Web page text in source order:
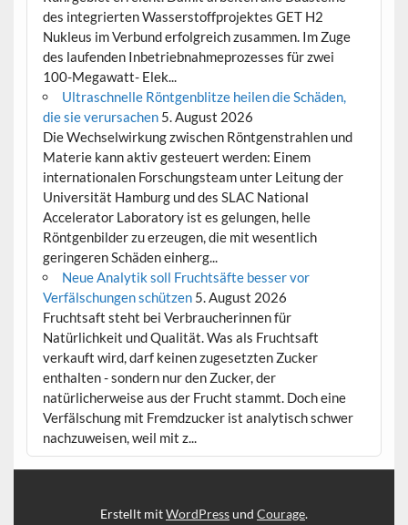
des integrierten Wasserstoffprojektes GET H2
Nukleus im Verbund erfolgreich zusammen. Im Zuge
des laufenden Inbetriebnahmeprozesses für zwei
100-Megawatt- Elek...
Ultraschnelle Röntgenblitze heilen die Schäden,
die sie verursachen 5. August 2026
Die Wechselwirkung zwischen Röntgenstrahlen und
Materie kann aktiv gesteuert werden: Einem
internationalen Forschungsteam unter Leitung der
Universität Hamburg und des SLAC National
Accelerator Laboratory ist es gelungen, helle
Röntgenbilder zu erzeugen, die mit wesentlich
geringeren Schäden einherg...
Neue Analytik soll Fruchtsäfte besser vor
Verfälschungen schützen 5. August 2026
Fruchtsaft steht bei Verbraucherinnen für
Natürlichkeit und Qualität. Was als Fruchtsaft
verkauft wird, darf keinen zugesetzten Zucker
enthalten - sondern nur den Zucker, der
natürlicherweise aus der Frucht stammt. Doch eine
Verfälschung mit Fremdzucker ist analytisch schwer
nachzuweisen, weil mit z...
Erstellt mitWordPressund Courage.